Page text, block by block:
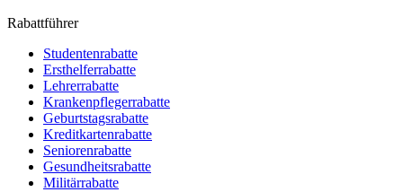
Rabattführer
Studentenrabatte
Ersthelferrabatte
Lehrerrabatte
Krankenpflegerrabatte
Geburtstagsrabatte
Kreditkartenrabatte
Seniorenrabatte
Gesundheitsrabatte
Militärrabatte